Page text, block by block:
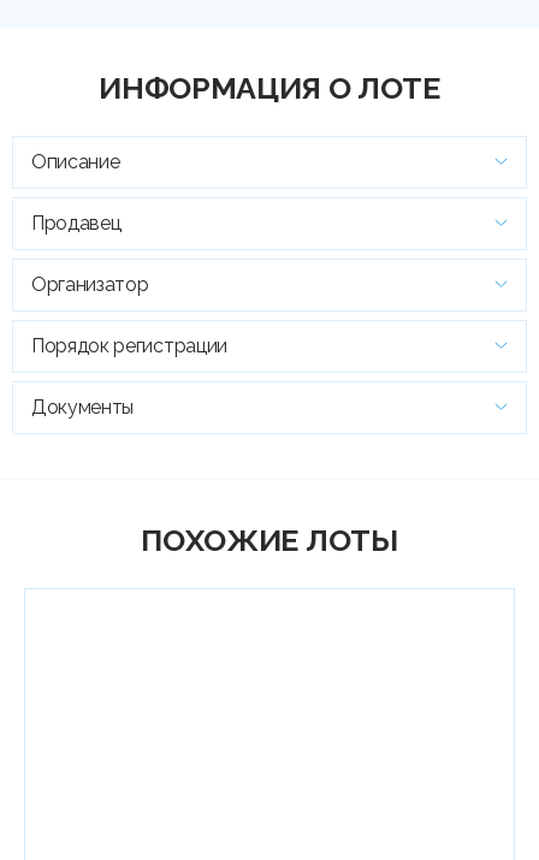
ИНФОРМАЦИЯ О ЛОТЕ
Описание
Продавец
Организатор
Порядок регистрации
Документы
ПОХОЖИЕ ЛОТЫ